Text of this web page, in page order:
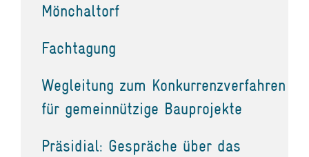
Mönchaltorf
Fachtagung
Wegleitung zum Konkurrenzverfahren
für gemeinnützige Bauprojekte
Präsidial: Gespräche über das